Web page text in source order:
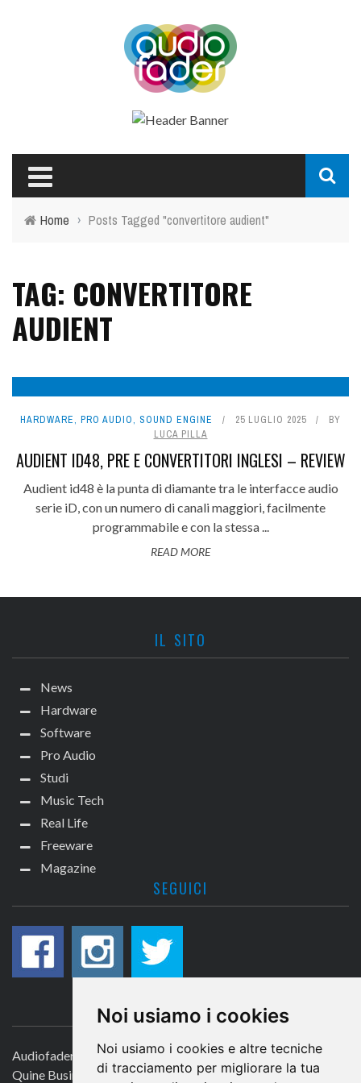
Noi usiamo i cookies
Noi usiamo i cookies e altre tecniche
di tracciamento per migliorare la tua
Home › Posts Tagged "convertitore audient"
TAG: CONVERTITORE
AUDIENT
9
HARDWARE, PRO AUDIO, SOUND ENGINE 25 LUGLIO 2025
BY
LUCA PILLA
AUDIENT ID48, PRE E CONVERTITORI INGLESI – REVIEW
Audient id48 è la punta di diamante tra le interfacce audio
serie iD, con un numero di canali maggiori, facilmente
programmabile e con la stessa ...
READ MORE
IL SITO
News
Hardware
Software
Pro Audio
Studi
Music Tech
Real Life
Freeware
Magazine
SEGUICI
CONTATTACI
Audiofader.com
Quine Business Publisher